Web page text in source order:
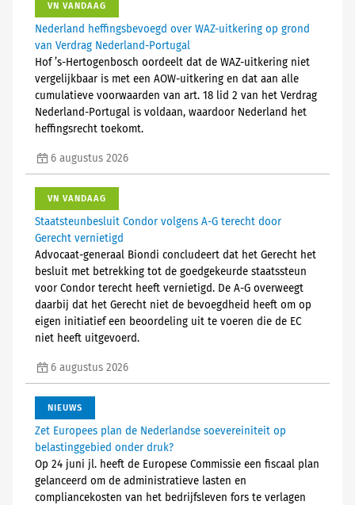
VN VANDAAG
Nederland heffingsbevoegd over WAZ-uitkering op grond
van Verdrag Nederland-Portugal
Hof ’s-Hertogenbosch oordeelt dat de WAZ-uitkering niet
vergelijkbaar is met een AOW-uitkering en dat aan alle
cumulatieve voorwaarden van art. 18 lid 2 van het Verdrag
Nederland-Portugal is voldaan, waardoor Nederland het
heffingsrecht toekomt.
6 augustus 2026
VN VANDAAG
Staatsteunbesluit Condor volgens A-G terecht door
Gerecht vernietigd
Advocaat-generaal Biondi concludeert dat het Gerecht het
besluit met betrekking tot de goedgekeurde staatssteun
voor Condor terecht heeft vernietigd. De A-G overweegt
daarbij dat het Gerecht niet de bevoegdheid heeft om op
eigen initiatief een beoordeling uit te voeren die de EC
niet heeft uitgevoerd.
6 augustus 2026
NIEUWS
Zet Europees plan de Nederlandse soevereiniteit op
belastinggebied onder druk?
Op 24 juni jl. heeft de Europese Commissie een fiscaal plan
gelanceerd om de administratieve lasten en
compliancekosten van het bedrijfsleven fors te verlagen